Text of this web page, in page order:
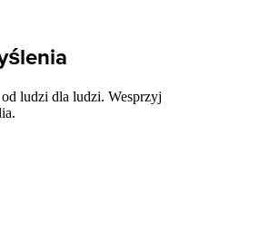
ludzi dla ludzi. Wesprzyj